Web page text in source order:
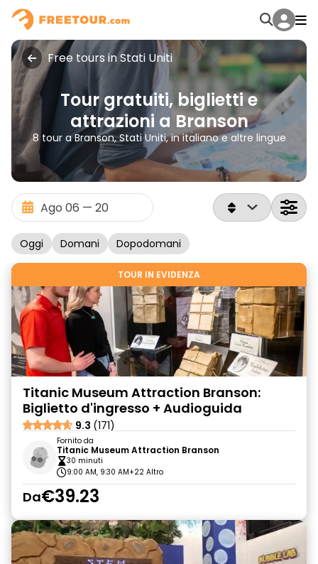
Free tours in Stati Uniti
Tour gratuiti, biglietti e
attrazioni a Branson
8 tour a Branson, Stati Uniti, in italiano e altre lingue
Oggi Domani Dopodomani
TOUR IN EVIDENZA
Titanic Museum Attraction Branson:
Biglietto d'ingresso + Audioguida
9.3 (171)
Fornito da
Titanic Museum Attraction Branson
30 minuti
9:00 AM, 9:30 AM+22 Altro
Da€39.23